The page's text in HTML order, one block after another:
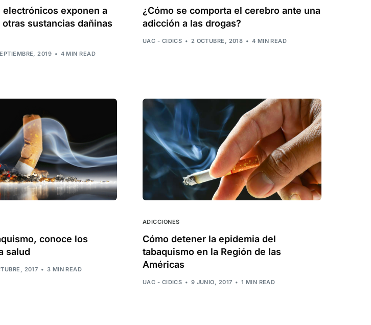
electrónicos exponen a
sustancias dañinas
2019 4 MIN READ
¿Cómo se comporta el cerebro ante una
adicción a las drogas?
UAC - CIDICS 2 OCTUBRE, 2018 4 MIN READ
conoce los
salud
2017 3 MIN READ
ADICCIONES
Cómo detener la epidemia del
tabaquismo en la Región de las
Américas
UAC - CIDICS 9 JUNIO, 2017 1 MIN READ